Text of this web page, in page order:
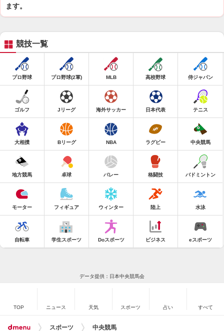
ます。
競技一覧
プロ野球 プロ野球(2軍) MLB 高校野球 侍ジャパン
ゴルフ Jリーグ 海外サッカー 日本代表 テニス
大相撲 Bリーグ NBA ラグビー 中央競馬
地方競馬 卓球 バレー 格闘技 バドミントン
モーター フィギュア ウィンター 陸上 水泳
自転車 学生スポーツ Doスポーツ ビジネス eスポーツ
データ提供：日本中央競馬会
TOP ニュース 天気 スポーツ 占い すべて
スポーツ 中央競馬